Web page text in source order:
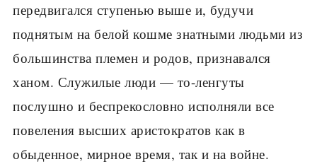
передвигался ступенью выше и, будучи
поднятым на белой кошме знатными людьми из
большинства племен и родов, признавался
ханом. Служилые люди — то-ленгуты
послушно и беспрекословно исполняли все
повеления высших аристократов как в
обыденное, мирное время, так и на войне.